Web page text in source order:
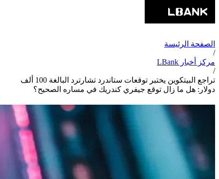
الصفحة الرئيسة
/
مركز أخبار LBank
/
تراجع البيتكوين يختبر توقعات ستاندرد تشارترد البالغة 100 ألف
دولار: هل ما زال توقع جيفري كندريك في مساره الصحيح؟